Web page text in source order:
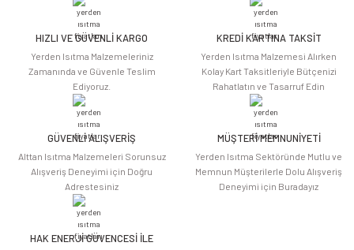
Görüş ve önerileriniz için teşekkür ederiz.
Ürün açıklamasında eksik bilgiler bulunuyor.
Ürün bilgilerinde hatalar bulunuyor.
Ürün fiyatı diğer sitelerden daha pahalı.
Bu ürüne benzer farklı alternatifler olmalı.
HIZLI VE GÜVENLİ KARGO
Yerden Isıtma Malzemeleriniz
Zamanında ve Güvenle Teslim
Ediyoruz.
KREDİ KARTINA TAKSİT
Yerden Isıtma Malzemesi Alırken
Kolay Kart Taksitleriyle Bütçenizi
Rahatlatın ve Tasarruf Edin
GÜVENLİ ALIŞVERİŞ
Alttan Isıtma Malzemeleri Sorunsuz
Alışveriş Deneyimi için Doğru
Adrestesiniz
MÜŞTERİ MEMNUNİYETİ
Yerden Isıtma Sektöründe Mutlu ve
Memnun Müşterilerle Dolu Alışveriş
Deneyimi için Buradayız
HAK ENERJİ GÜVENCESİ İLE